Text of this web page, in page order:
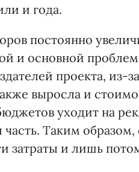
и года.
постоянно
и основной
проекта, из-
выросла и
уходит на
часть. Таким
затраты и лишь